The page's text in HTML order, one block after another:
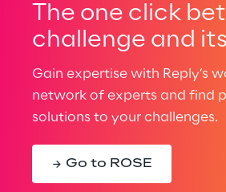
The one click
challenge and
Gain expertise with Reply’s
network of experts and find
solutions to your challenges.
Go to ROSE